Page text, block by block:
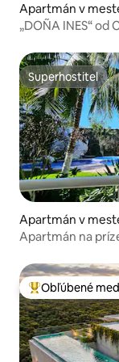
Apartmán v
„DOÑA INES“ od
Superhostiteľ
Superhostiteľ
Apartmán v
Apartmán na
Najobľúbenejšie
Obľúbené